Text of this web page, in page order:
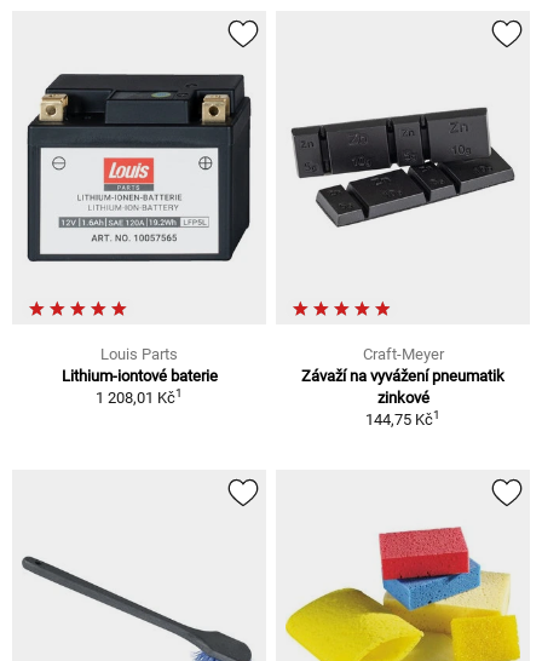
Louis Parts
Lithium-iontové baterie
1 208,01 Kč1
Craft-Meyer
Závaží na vyvážení pneumatik
zinkové
144,75 Kč1